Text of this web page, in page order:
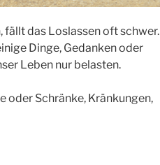
fällt das Loslassen oft schwer.
Dinge, Gedanken oder
Leben nur belasten.
oder Schränke, Kränkungen,